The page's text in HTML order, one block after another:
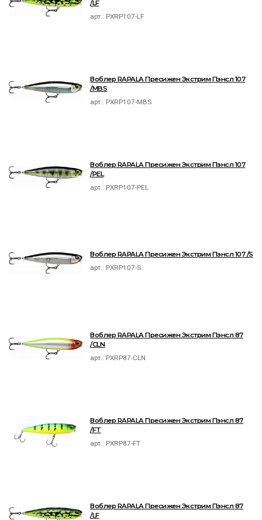
/LF
арт.: PXRP107-LF
Воблер RAPALA Пресижен Экстрим Пэнсл 107
/MBS
арт.: PXRP107-MBS
Воблер RAPALA Пресижен Экстрим Пэнсл 107
/PEL
арт.: PXRP107-PEL
Воблер RAPALA Пресижен Экстрим Пэнсл 107 /S
арт.: PXRP107-S
Воблер RAPALA Пресижен Экстрим Пэнсл 87
/CLN
арт.: PXRP87-CLN
Воблер RAPALA Пресижен Экстрим Пэнсл 87
/FT
арт.: PXRP87-FT
Воблер RAPALA Пресижен Экстрим Пэнсл 87
/LF